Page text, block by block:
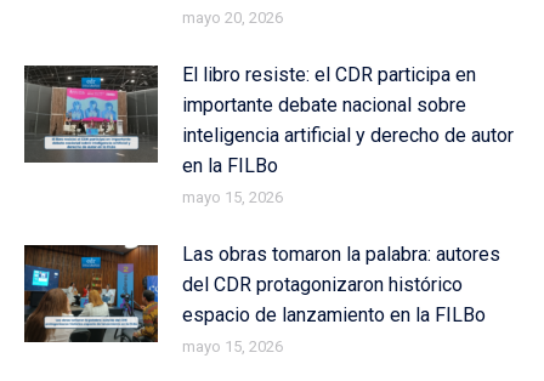
mayo 20, 2026
El libro resiste: el CDR participa en
importante debate nacional sobre
inteligencia artificial y derecho de autor
en la FILBo
mayo 15, 2026
Las obras tomaron la palabra: autores
del CDR protagonizaron histórico
espacio de lanzamiento en la FILBo
mayo 15, 2026